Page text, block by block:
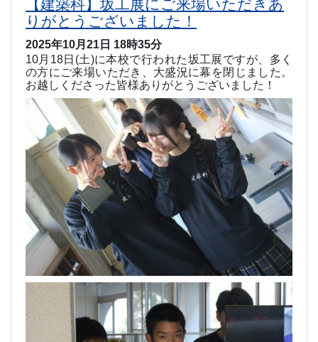
【建築科】坂工展にご来場いただきあ
りがとうございました！
2025年10月21日 18時35分
10月 18日 (土)に本校で行われた坂工展ですが、多く
の方にご来場いただき、大盛況に幕を閉じました。
お越しくださった皆様ありがとうございました！